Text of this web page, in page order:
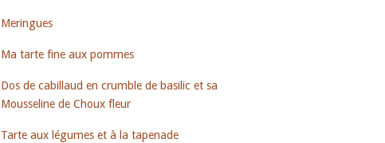
Meringues
Ma tarte fine aux pommes
Dos de cabillaud en crumble de basilic et sa
Mousseline de Choux fleur
Tarte aux légumes et à la tapenade